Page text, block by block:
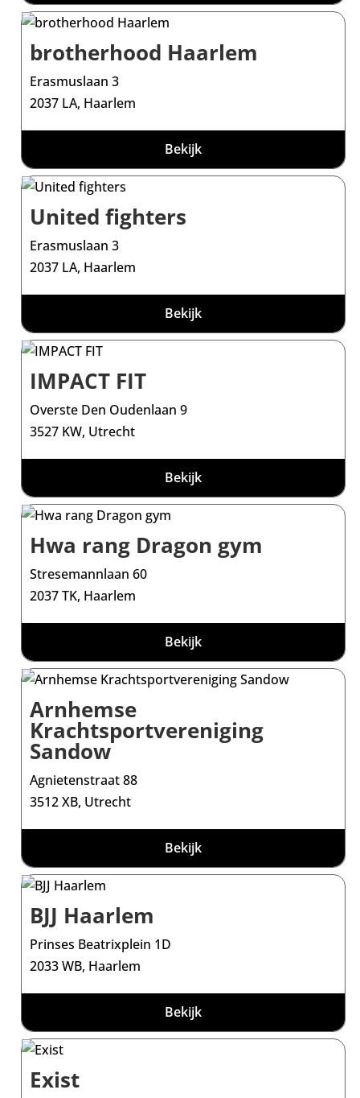
brotherhood Haarlem
Erasmuslaan 3
2037 LA, Haarlem
Bekijk
United fighters
Erasmuslaan 3
2037 LA, Haarlem
Bekijk
IMPACT FIT
Overste Den Oudenlaan 9
3527 KW, Utrecht
Bekijk
Hwa rang Dragon gym
Stresemannlaan 60
2037 TK, Haarlem
Bekijk
Arnhemse
Krachtsportvereniging
Sandow
Agnietenstraat 88
3512 XB, Utrecht
Bekijk
BJJ Haarlem
Prinses Beatrixplein 1D
2033 WB, Haarlem
Bekijk
Exist